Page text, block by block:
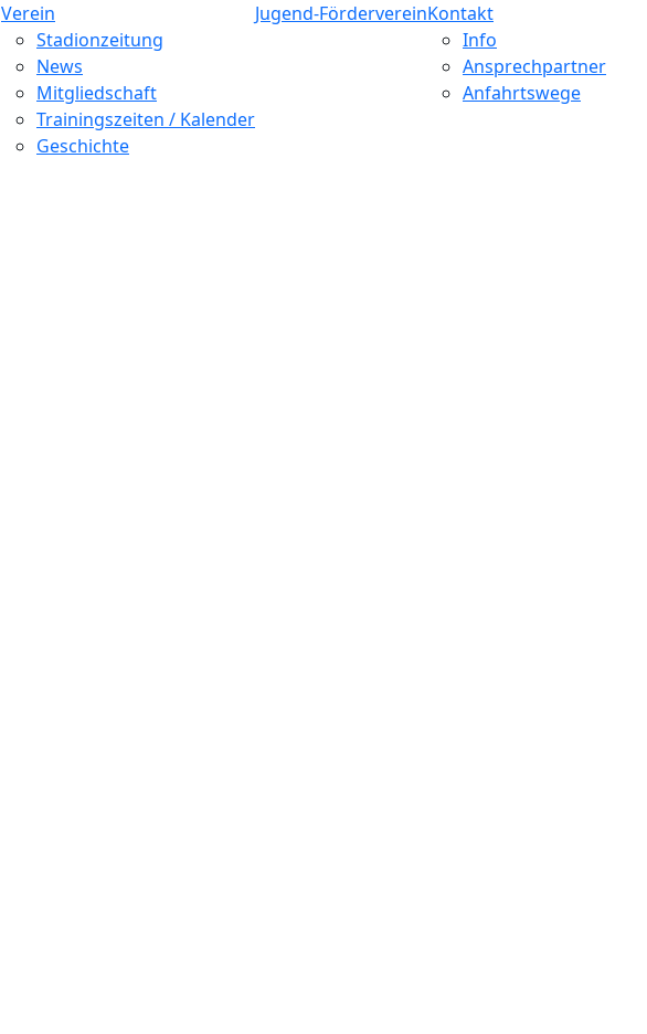
Verein
Stadionzeitung
News
Mitgliedschaft
Trainingszeiten / Kalender
Geschichte
Jugend-FördervereinKontakt
Info
Ansprechpartner
Anfahrtswege